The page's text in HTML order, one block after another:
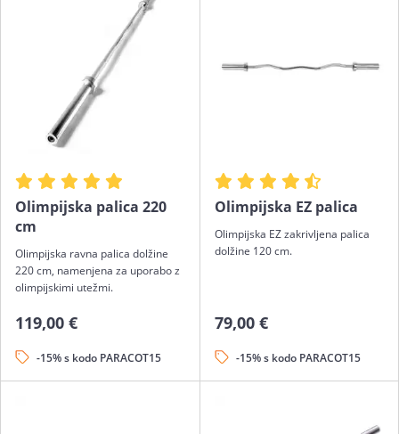
Olimpijska palica 220
cm
Olimpijska ravna palica dolžine
220 cm, namenjena za uporabo z
olimpijskimi utežmi.
119,00 €
-15% s kodo PARACOT15
Olimpijska EZ palica
Olimpijska EZ zakrivljena palica
dolžine 120 cm.
79,00 €
-15% s kodo PARACOT15